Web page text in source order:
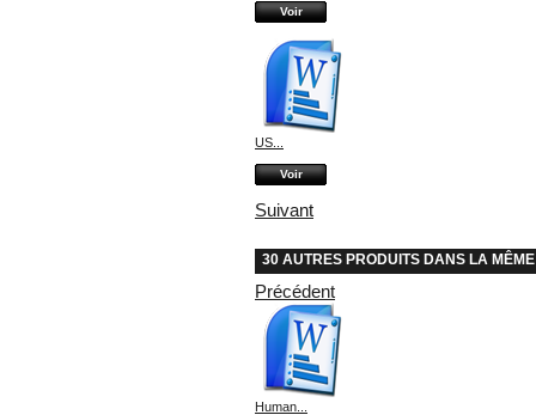
Voir
US...
Voir
Suivant
30 AUTRES PRODUITS DANS LA
Précédent
Human...